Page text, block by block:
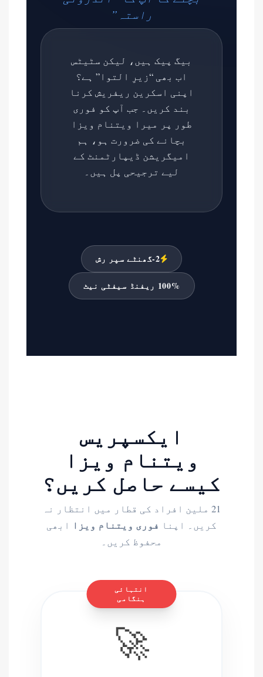
راستہ”
بیگ پیک ہیں، لیکن سٹیٹس
اب بھی “زیرِ التوا” ہے؟
اپنی اسکرین ریفریش کرنا
بند کریں۔ جب آپ کو فوری
طور پر میرا ویتنام ویزا
بچانے کی ضرورت ہو، ہم
امیگریشن ڈیپارٹمنٹ کے
لیے ترجیحی پل ہیں۔
2-گھنٹے سپر رش
100% ریفنڈ سیفٹی نیٹ
ایکسپریس
ویتنام ویزا
کیسے حاصل کریں؟
21 ملین افراد کی قطار میں انتظار نہ
کریں۔ اپنا فوری ویتنام ویزا ابھی
محفوظ کریں۔
انتہائی
ہنگامی
🚀